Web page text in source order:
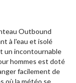
Outbound
à l'eau et isolé
un incontournable
hommes est doté
facilement de
où la météo se